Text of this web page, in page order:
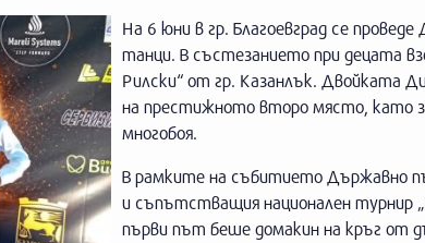
На 6 юни в гр. Благоевград се
танци. В състезанието при децата
Рилски“ от гр. Казанлък. Двойката
на престижното второ място, като
многобоя.
В рамките на събитието Държавно
и съпътстващия национален турнир
първи път беше домакин на кръг от